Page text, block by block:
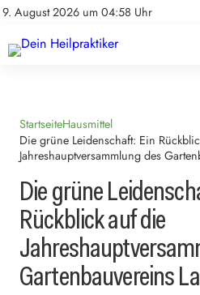
9. August 2026 um 04:58 Uhr
Impressum
Natürliche Medizin
Heilpflanzen & Kräuterkunde
StartseiteHausmittel
Die grüne Leidenschaft: Ein
Jahreshauptversammlung des
Die grüne
Rückblick auf die
Gartenbauvereins